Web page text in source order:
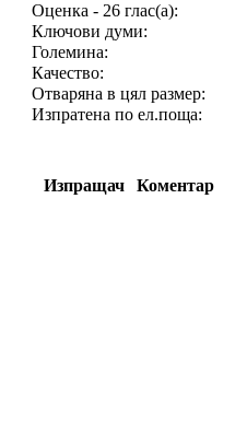
Оценка - 26 глас(а):
Ключови думи:
Големина:
Качество:
Отваряна в цял размер:
Изпратена по ел.поща:
Изпращач Коментар